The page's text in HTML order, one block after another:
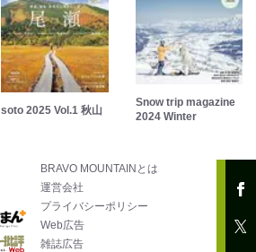
soto 2025 Vol.1 秋山
Snow trip magazine
2024 Winter
BRAVO MOUNTAINとは
運営会社
プライバシーポリシー
Web広告
雑誌広告